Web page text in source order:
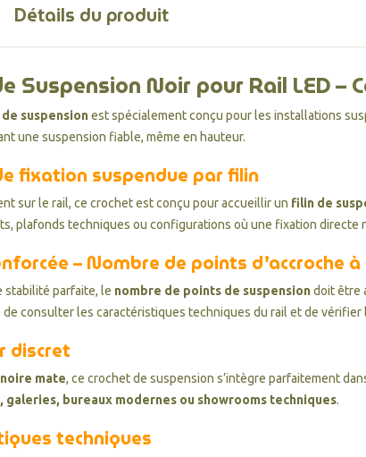
Détails du produit
Suspension Noir pour Rail LED –
suspensionest spécialement conçu pour les installations
une suspension fiable, même en hauteur.
fixation suspendue par filin
sur le rail, ce crochet est conçu pour accueillir un filin de
plafonds techniques ou configurations où une fixation directe
– Nombre de points d’accroche
stabilité parfaite, le nombre de points de suspensiondoit être
de consulter les caractéristiques techniques du rail et de vérifier
discret
mate, ce crochet de suspension s’intègre parfaitement
galeries, bureaux modernes ou showrooms techniques.
techniques